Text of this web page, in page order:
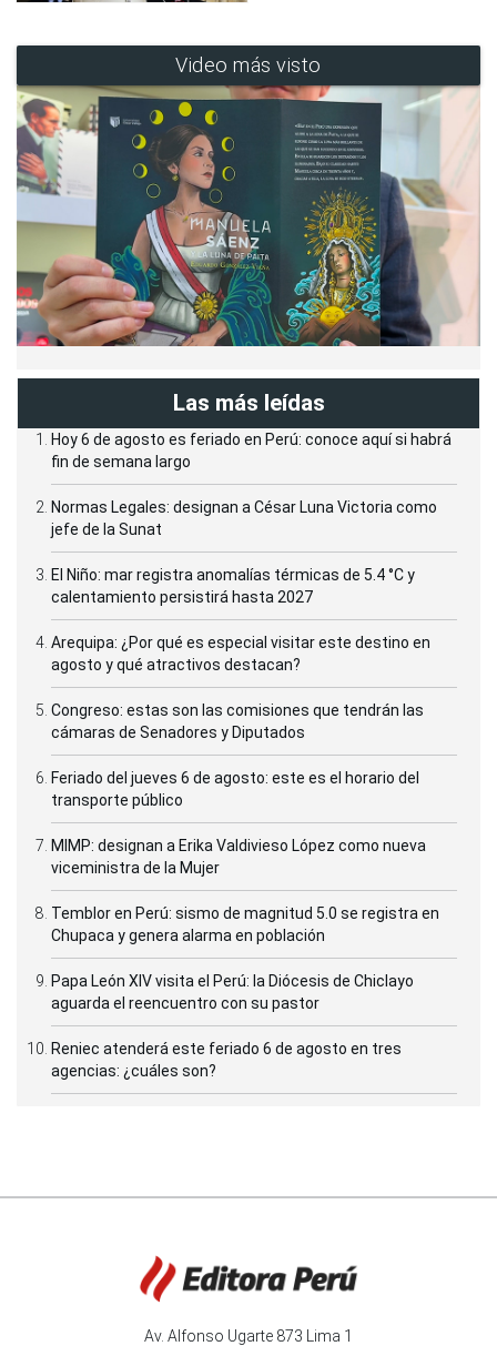
Video más visto
Las más leídas
Hoy 6 de agosto es feriado en Perú: conoce aquí si habrá
fin de semana largo
Normas Legales: designan a César Luna Victoria como
jefe de la Sunat
El Niño: mar registra anomalías térmicas de 5.4 °C y
calentamiento persistirá hasta 2027
Arequipa: ¿Por qué es especial visitar este destino en
agosto y qué atractivos destacan?
Congreso: estas son las comisiones que tendrán las
cámaras de Senadores y Diputados
Feriado del jueves 6 de agosto: este es el horario del
transporte público
MIMP: designan a Erika Valdivieso López como nueva
viceministra de la Mujer
Temblor en Perú: sismo de magnitud 5.0 se registra en
Chupaca y genera alarma en población
Papa León XIV visita el Perú: la Diócesis de Chiclayo
aguarda el reencuentro con su pastor
Reniec atenderá este feriado 6 de agosto en tres
agencias: ¿cuáles son?
Av. Alfonso Ugarte 873 Lima 1